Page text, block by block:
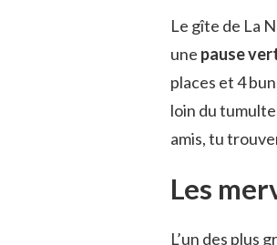
Le gîte de La
une pause
places et 4
loin du
amis, tu
Les
L’un des plus